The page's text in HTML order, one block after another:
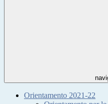
Orientamento 2021-22